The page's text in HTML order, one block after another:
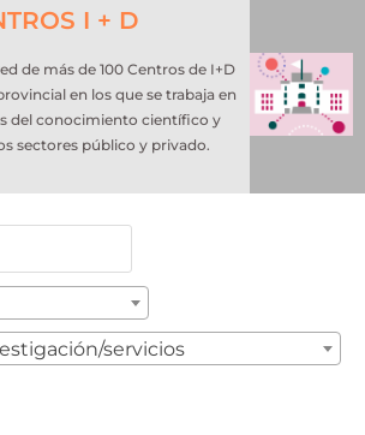
I + D
de más de 100 Centros de I+D
en los que se trabaja en
del conocimiento científico y
sectores público y privado.
servicios